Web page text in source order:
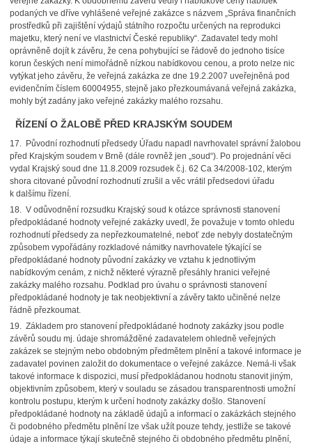
podaných ve dříve vyhlášené veřejné zakázce s názvem „Správa finančních
prostředků při zajištění výdajů státního rozpočtu určených na reprodukci
majetku, který není ve vlastnictví České republiky“. Zadavatel tedy mohl
oprávněně dojít k závěru, že cena pohybující se řádově do jednoho tisíce
korun českých není mimořádně nízkou nabídkovou cenou, a proto nelze nic
vytýkat jeho závěru, že veřejná zakázka ze dne 19.2.2007 uveřejněná pod
evidenčním číslem 60004955, stejně jako přezkoumávaná veřejná zakázka,
mohly být zadány jako veřejné zakázky malého rozsahu.
ŘÍZENÍ O ŽALOBĚ PŘED KRAJSKÝM SOUDEM
17. Původní rozhodnutí předsedy Úřadu napadl navrhovatel správní žalobou
před Krajským soudem v Brně (dále rovněž jen „soud“). Po projednání věci
vydal Krajský soud dne 11.8.2009 rozsudek č.j. 62 Ca 34/2008-102, kterým
shora citované původní rozhodnutí zrušil a věc vrátil předsedovi úřadu
k dalšímu řízení.
18. V odůvodnění rozsudku Krajský soud k otázce správnosti stanovení
předpokládané hodnoty veřejné zakázky uvedl, že považuje v tomto ohledu
rozhodnutí předsedy za nepřezkoumatelné, neboť zde nebyly dostatečným
způsobem vypořádány rozkladové námitky navrhovatele týkající se
předpokládané hodnoty původní zakázky ve vztahu k jednotlivým
nabídkovým cenám, z nichž některé výrazně přesáhly hranici veřejné
zakázky malého rozsahu. Podklad pro úvahu o správnosti stanovení
předpokládané hodnoty je tak neobjektivní a závěry takto učiněné nelze
řádně přezkoumat.
19. Základem pro stanovení předpokládané hodnoty zakázky jsou podle
závěrů soudu mj. údaje shromážděné zadavatelem ohledně veřejných
zakázek se stejným nebo obdobným předmětem plnění a takové informace je
zadavatel povinen založit do dokumentace o veřejné zakázce. Nemá-li však
takové informace k dispozici, musí předpokládanou hodnotu stanovit jiným,
objektivním způsobem, který v souladu se zásadou transparentnosti umožní
kontrolu postupu, kterým k určení hodnoty zakázky došlo. Stanovení
předpokládané hodnoty na základě údajů a informací o zakázkách stejného
či podobného předmětu plnění lze však užít pouze tehdy, jestliže se takové
údaje a informace týkají skutečně stejného či obdobného předmětu plnění,